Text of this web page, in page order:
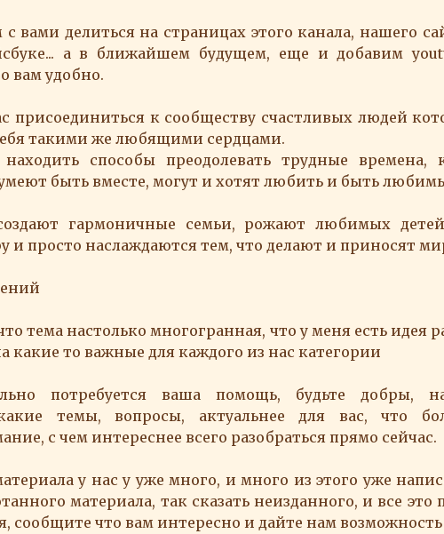
вами делиться на страницах этого канала, нашего
а в ближайшем будущем, еще и добавим
вам удобно.
присоединиться к сообществу счастливых людей
такими же любящими сердцами.
способы преодолевать трудные времена,
быть вместе, могут и хотят любить и быть
гармоничные семьи, рожают любимых
и просто наслаждаются тем, что делают и приносят
тема настолько многогранная, что у меня есть идея
какие то важные для каждого из нас категории
потребуется ваша помощь, будьте добры,
темы, вопросы, актуальнее для вас, что
с чем интереснее всего разобраться прямо сейчас.
у нас у уже много, и много из этого уже
материала, так сказать неизданного, и все это
сообщите что вам интересно и дайте нам